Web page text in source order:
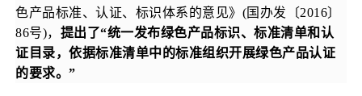
色产品标准、认证、标识体系的意见》(国办发〔2016〕
86号)， 提出了“统一发布绿色产品标识、标准清单和认
证目录，依据标准清单中的标准组织开展绿色产品认证
的要求。”